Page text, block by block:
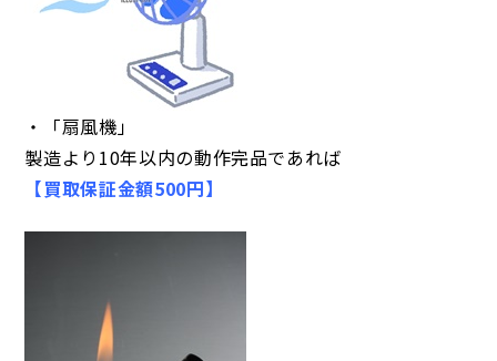
・「扇風機」
製造より10年以内の動作完品であれば
【買取保証金額500円】